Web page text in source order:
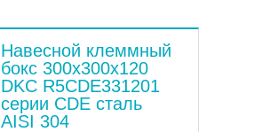
Навесной клеммный
бокс 300x300x120
DKC R5CDE331201
серии CDE сталь
AISI 304